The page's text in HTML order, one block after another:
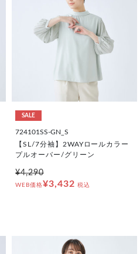
SALE
724101SS-GN_S
【SL/7分袖】2WAYロールカラー
プルオーバー/グリーン
¥4,290
WEB価格¥3,432 税込